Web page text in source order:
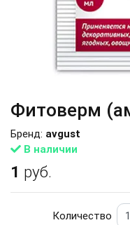
Фитоверм
В наличии
Бренд: аvgust
1 руб.
Количество